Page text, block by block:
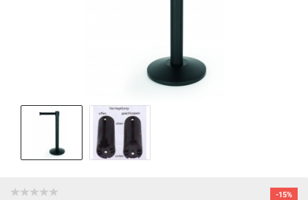
-15%